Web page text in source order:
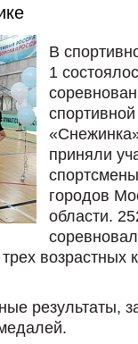
В
1
приняли
городов
области.
возрастных
результаты,